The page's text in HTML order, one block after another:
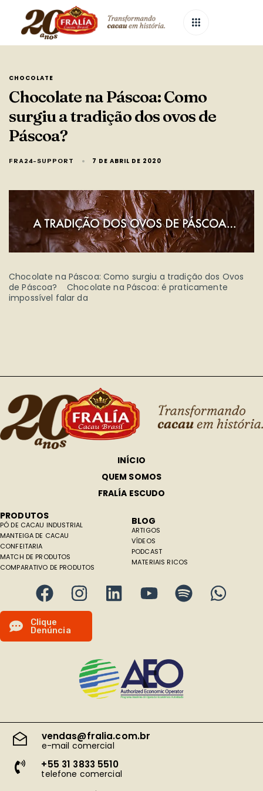
CHOCOLATE
Chocolate na Páscoa: Como
surgiu a tradição dos ovos de
Páscoa?
FRA24-SUPPORT 7 DE ABRIL DE 2020
Chocolate na Páscoa: Como surgiu a tradição dos Ovos
de Páscoa? Chocolate na Páscoa: é praticamente
impossível falar da
INÍCIO
QUEM SOMOS
FRALÍA ESCUDO
PRODUTOS
PÓ DE CACAU INDUSTRIAL
MANTEIGA DE CACAU
CONFEITARIA
MATCH DE PRODUTOS
COMPARATIVO DE PRODUTOS
BLOG
ARTIGOS
VÍDEOS
PODCAST
MATERIAIS RICOS
Clique
Denúncia
vendas@fralia.com.br
e-mail comercial
+55 31 3833 5510
telefone comercial